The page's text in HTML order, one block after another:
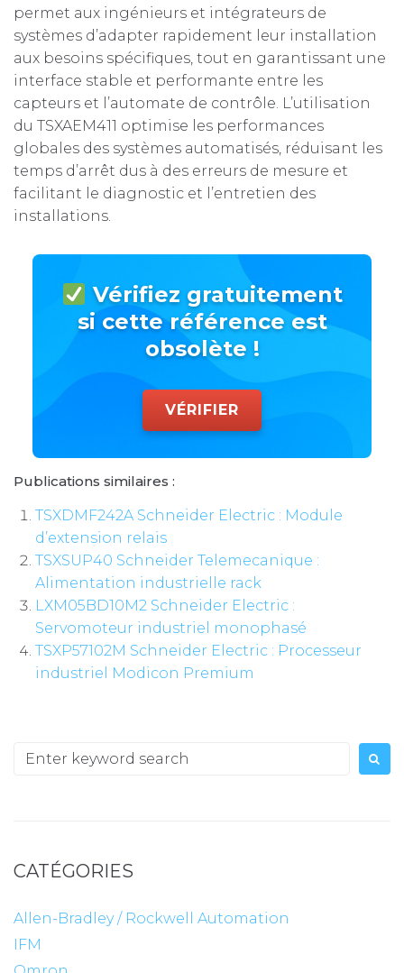
permet aux ingénieurs et intégrateurs de
systèmes d’adapter rapidement leur installation
aux besoins spécifiques, tout en garantissant une
interface stable et performante entre les
capteurs et l’automate de contrôle. L’utilisation
du TSXAEM411 optimise les performances
globales des systèmes automatisés, réduisant les
temps d’arrêt dus à des erreurs de mesure et
facilitant le diagnostic et l’entretien des
installations.
Vérifiez gratuitement
si cette référence est
obsolète !
VÉRIFIER
Publications similaires :
TSXDMF242A Schneider Electric : Module
d’extension relais
TSXSUP40 Schneider Telemecanique :
Alimentation industrielle rack
LXM05BD10M2 Schneider Electric :
Servomoteur industriel monophasé
TSXP57102M Schneider Electric : Processeur
industriel Modicon Premium
Search
CATÉGORIES
Allen-Bradley / Rockwell Automation
IFM